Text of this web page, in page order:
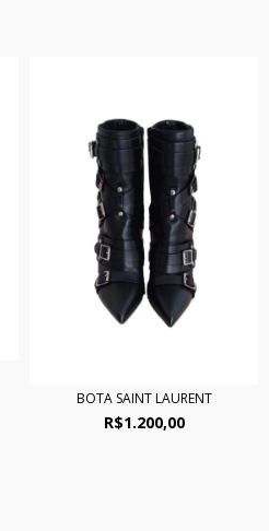
BOTA SAINT LAURENT
R$1.200,00